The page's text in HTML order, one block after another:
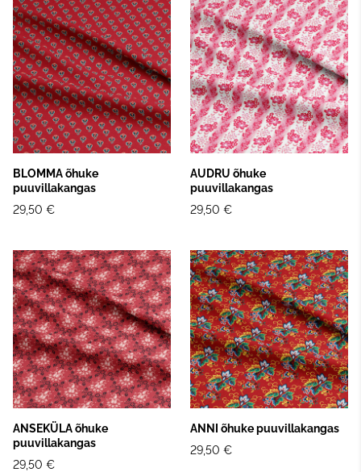
BLOMMA õhuke
puuvillakangas
29,50 €
AUDRU õhuke
puuvillakangas
29,50 €
ANSEKÜLA õhuke
puuvillakangas
29,50 €
ANNI õhuke puuvillakangas
29,50 €